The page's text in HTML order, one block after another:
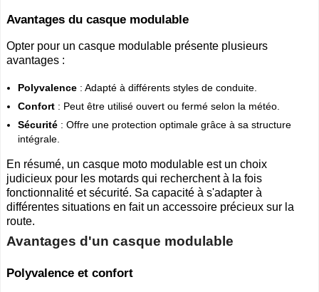
Avantages du casque modulable
Opter pour un casque modulable présente plusieurs
avantages :
Polyvalence : Adapté à différents styles de conduite.
Confort : Peut être utilisé ouvert ou fermé selon la météo.
Sécurité : Offre une protection optimale grâce à sa structure
intégrale.
En résumé, un casque moto modulable est un choix
judicieux pour les motards qui recherchent à la fois
fonctionnalité et sécurité. Sa capacité à s'adapter à
différentes situations en fait un accessoire précieux sur la
route.
Avantages d'un casque modulable
Polyvalence et confort